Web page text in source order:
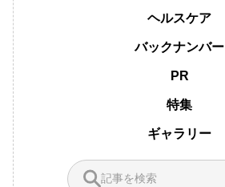
ヘルスケア
バックナンバー
PR
特集
ギャラリー